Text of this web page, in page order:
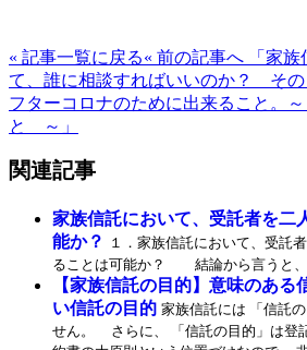
« 記事一覧に戻る« 前の記事へ 「家
て、誰に相談すればいいのか？ その
フターコロナのために出来ること。
と ～」
関連記事
家族信託において、受託者を二
能か？
１．家族信託において、受託
ることは可能か？ 結論から言うと、
【家族信託の目的】意味のある
い信託の目的 家族信託には 「信託
せん。 さらに、 「信託の目的」は登